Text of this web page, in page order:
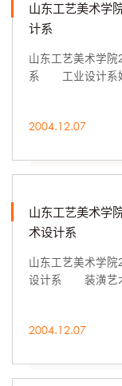
山东工艺美术学
计系
山东工艺美术学
系 工业设计系始
2004.12.07
山东工艺美术学
术设计系
山东工艺美术学
设计系 装潢艺术
2004.12.07